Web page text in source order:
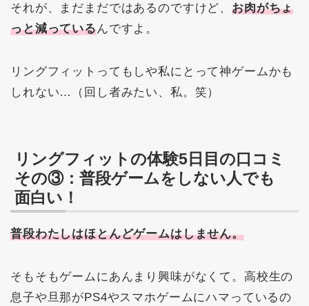
それが、まだまだではあるのですけど、お肉がちょ
っと減っているんですよ。
リングフィットってもしや私にとって神ゲームかも
しれない…（回し者みたい、私。笑）
リングフィットの体験5日目の口コミ
その③：普段ゲームをしない人でも
面白い！
普段わたしはほとんどゲームはしません。
そもそもゲームにあんまり興味がなくて。高校生の
息子や旦那がPS4やスマホゲームにハマっているの